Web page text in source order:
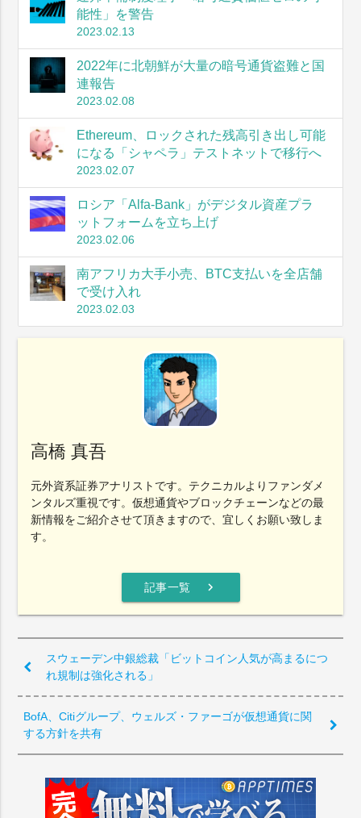
能性」を警告
2023.02.13
2022年に北朝鮮が大量の暗号通貨盗難と国
連報告
2023.02.08
Ethereum、ロックされた残高引き出し可能
になる「シャペラ」テストネットで移行へ
2023.02.07
ロシア「Alfa-Bank」がデジタル資産プラ
ットフォームを立ち上げ
2023.02.06
南アフリカ大手小売、BTC支払いを全店舗
で受け入れ
2023.02.03
高橋 真吾
元外資系証券アナリストです。テクニカルよりファンダメ
ンタルズ重視です。仮想通貨やブロックチェーンなどの最
新情報をご紹介させて頂きますので、宜しくお願い致しま
す。
記事一覧 chevron_right
スウェーデン中銀総裁「ビットコイン人気が高まるにつ
れ規制は強化される」
BofA、Citiグループ、ウェルズ・ファーゴが仮想通貨に関
する方針を共有